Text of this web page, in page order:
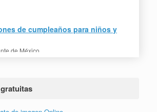
de cumpleaños para niños y
de México